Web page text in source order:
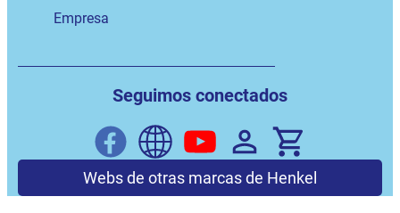
Empresa
Seguimos conectados
Webs de otras marcas de Henkel